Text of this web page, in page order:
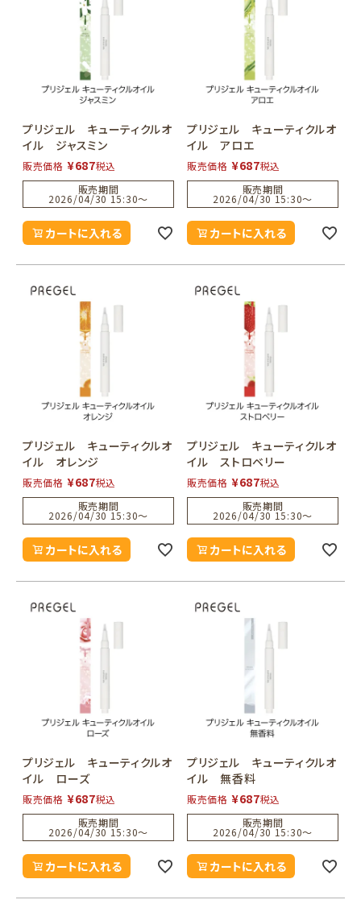
プリジェル キューティクルオ
イル ジャスミン
販売価格 ¥687税込
販売期間
2026/04/30 15:30〜
カートに入れる
プリジェル キューティクルオ
イル アロエ
販売価格 ¥687税込
販売期間
2026/04/30 15:30〜
カートに入れる
プリジェル キューティクルオ
イル オレンジ
販売価格 ¥687税込
販売期間
2026/04/30 15:30〜
カートに入れる
プリジェル キューティクルオ
イル ストロベリー
販売価格 ¥687税込
販売期間
2026/04/30 15:30〜
カートに入れる
プリジェル キューティクルオ
イル ローズ
販売価格 ¥687税込
販売期間
2026/04/30 15:30〜
カートに入れる
プリジェル キューティクルオ
イル 無香料
販売価格 ¥687税込
販売期間
2026/04/30 15:30〜
カートに入れる